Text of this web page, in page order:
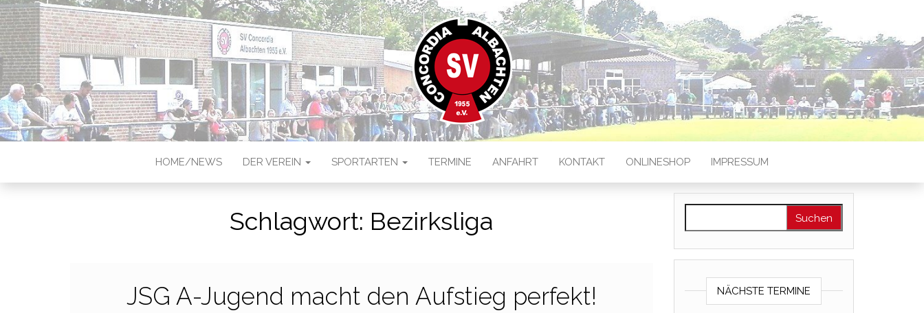
CONCORDIA ALBACHTEN
Sportverein in Münster-Albachten
HOME/NEWS DER VEREIN SPORTARTEN TERMINE ANFAHRT KONTAKT ONLINESHOP IMPRESSUM
Schlagwort: Bezirksliga
JSG A-Jugend macht den Aufstieg perfekt! NÄCHSTE TERMINE